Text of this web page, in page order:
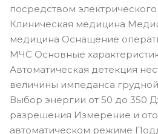
посредством
Клиническая медицина
медицина Оснащение
МЧС Основные
Автоматическая детекция
величины импеданса
Выбор энергии от 50 до 350
разрешения Измерение и
автоматическом режиме